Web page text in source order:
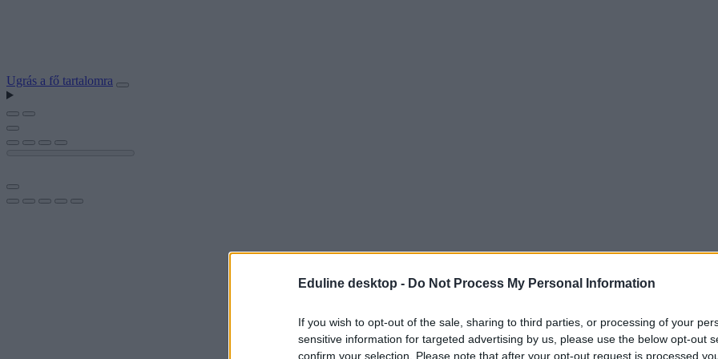
Eduline desktop - Do Not Process My Personal Information
If you wish to opt-out of the sale, sharing to third parties, or processing of your
sensitive information for targeted advertising by us, please use the below opt-out
confirm your selection. Please note that after your opt-out request is processed
Ugrás a fő tartalomra